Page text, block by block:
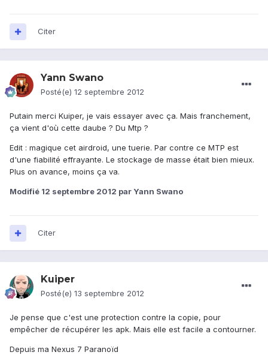
Citer
Yann Swano
Posté(e) 12 septembre 2012
Putain merci Kuiper, je vais essayer avec ça. Mais franchement,
ça vient d'où cette daube ? Du Mtp ?
Edit : magique cet airdroid, une tuerie. Par contre ce MTP est
d'une fiabilité effrayante. Le stockage de masse était bien mieux.
Plus on avance, moins ça va.
Modifié 12 septembre 2012 par Yann Swano
Citer
Kuiper
Posté(e) 13 septembre 2012
Je pense que c'est une protection contre la copie, pour
empêcher de récupérer les apk. Mais elle est facile a contourner.
Depuis ma Nexus 7 Paranoïd